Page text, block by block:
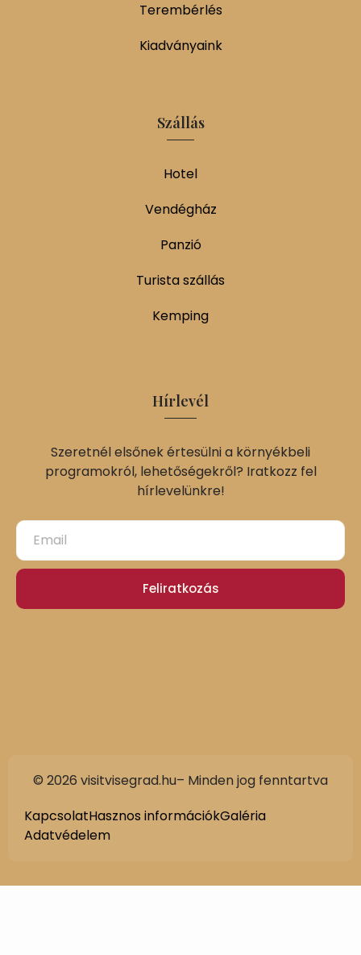
Terembérlés
Kiadványaink
Szállás
Hotel
Vendégház
Panzió
Turista szállás
Kemping
Hírlevél
Szeretnél elsőnek értesülni a környékbeli
programokról, lehetőségekről? Iratkozz fel
hírlevelünkre!
Feliratkozás
© 2026 visitvisegrad.hu– Minden jog fenntartva
KapcsolatHasznos információkGaléria
Adatvédelem